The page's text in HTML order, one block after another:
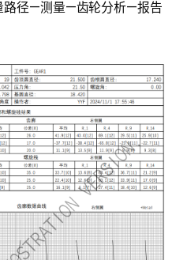
路径—测量—齿轮分析—报告